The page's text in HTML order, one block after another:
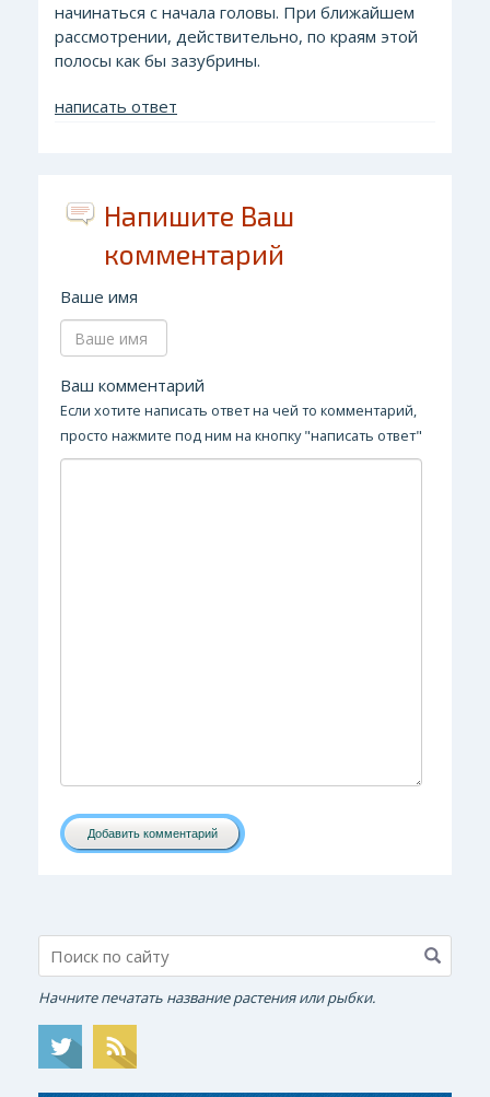
начинаться с начала головы. При ближайшем
рассмотрении, действительно, по краям этой
полосы как бы зазубрины.
написать ответ
Напишите Ваш
комментарий
Ваше имя
Ваш комментарий
Если хотите написать ответ на чей то комментарий,
просто нажмите под ним на кнопку "написать ответ"
Добавить комментарий
Начните печатать название растения или рыбки.